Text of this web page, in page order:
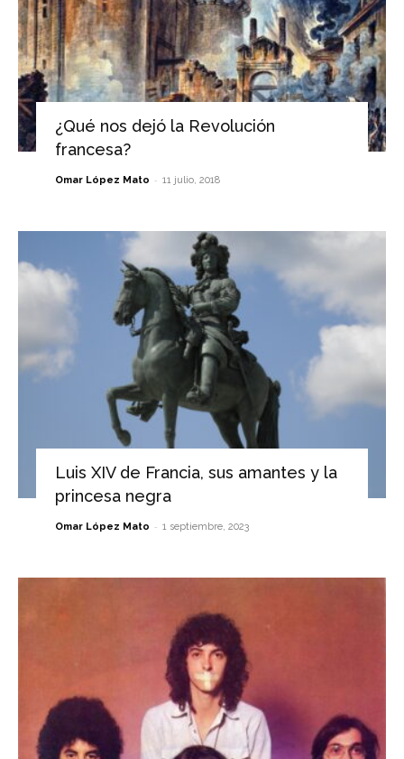
¿Qué nos dejó la Revolución
francesa?
Omar López Mato - 11 julio, 2018
Luis XIV de Francia, sus amantes y la
princesa negra
Omar López Mato - 1 septiembre, 2023